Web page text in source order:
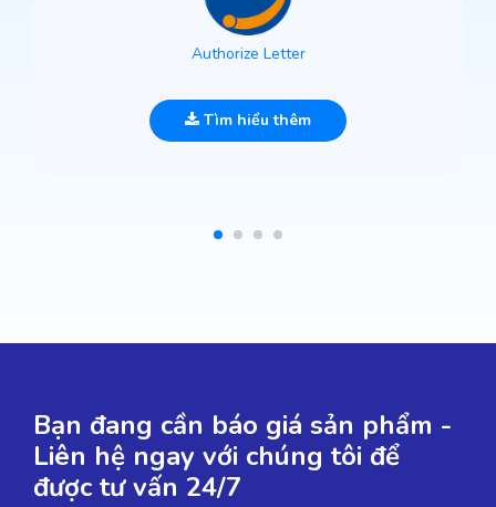
Authorize Letter
Tìm hiểu thêm
Bạn đang cần báo giá sản phẩm -
Liên hệ ngay với chúng tôi để
được tư vấn 24/7